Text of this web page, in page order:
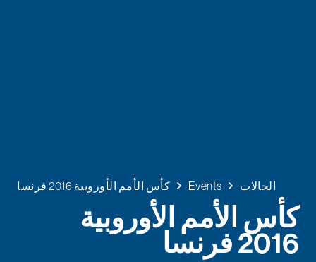
الحالات Events كأس الأمم الأوروبية 2016 فرنسا
كأس الأمم الأوروبية
2016 فرنسا